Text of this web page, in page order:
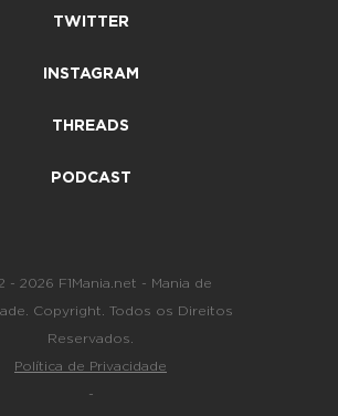
TWITTER
INSTAGRAM
THREADS
PODCAST
- 2026 F1Mania.net - Mania de
Copyright. Todos os Direitos
Reservados.
Política de Privacidade
-